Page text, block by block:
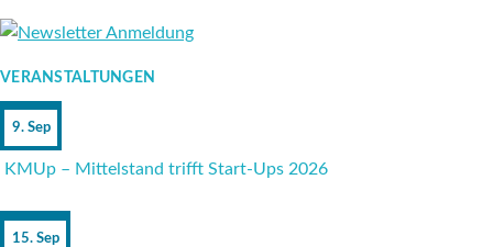
VERANSTALTUNGEN
9. Sep
KMUp – Mittelstand trifft Start-Ups 2026
15. Sep